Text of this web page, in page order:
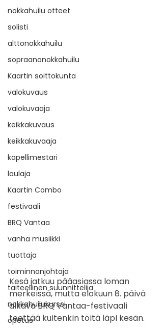
nokkahuilu otteet
solisti
alttonokkahuilu
sopraanonokkahuilu
Kaartin soittokunta
valokuvaus
valokuvaaja
keikkakuvaus
keikkakuvaaja
kapellimestari
laulaja
Kaartin Combo
festivaali
BRQ Vantaa
vanha musiikki
tuottaja
toiminnanjohtaja
taiteellinen suunnittelija
nokkahuilukurssi
opetus
Kesä jatkuu pääasiassa loman
merkeissä, mutta elokuun 8. päivä
alkava BRQ Vantaa-festivaali
teettää kuitenkin töitä läpi kesän.